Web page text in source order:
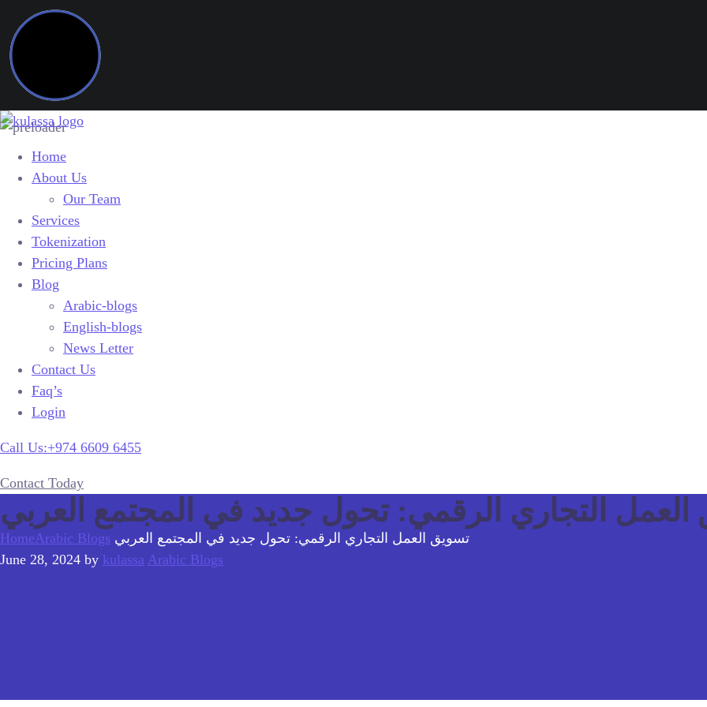
Home
About Us
Our Team
Services
Tokenization
Pricing Plans
Blog
Arabic-blogs
English-blogs
News Letter
Contact Us
Faq’s
Login
Call Us:+974 6609 6455
Contact Today
التجاري الرقمي: تحول جديد في المجتمع العربي
HomeArabic Blogs تسويق العمل التجاري الرقمي: تحول جديد في المجتمع العربي
June 28, 2024 by kulassa Arabic Blogs